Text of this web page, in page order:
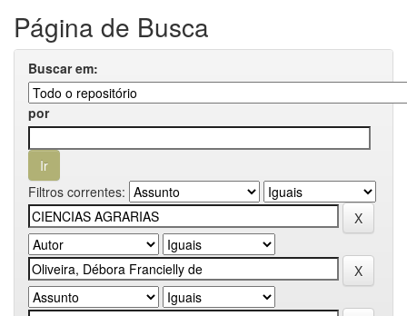
Página de Busca
Buscar em:
por
Filtros correntes: